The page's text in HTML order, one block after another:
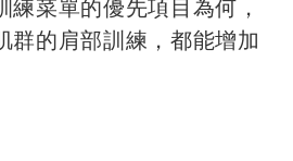
練菜單的優先項目為何，
群的肩部訓練，都能增加